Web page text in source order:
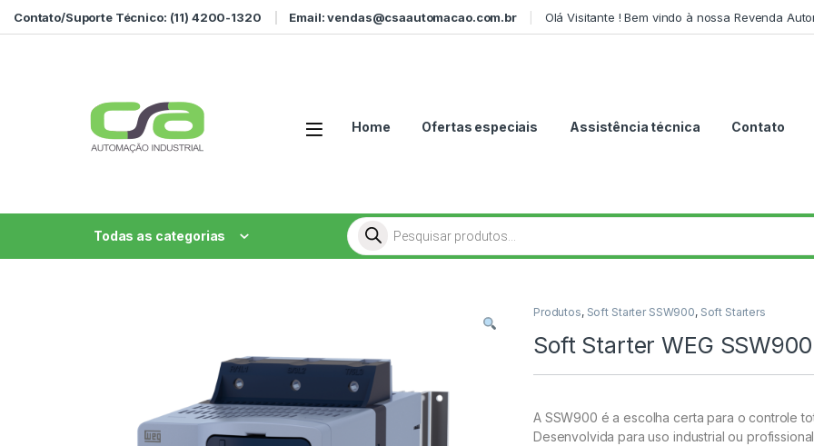
Ir para a navegação
Ir para o conteúdo
Contato/Suporte Técnico: (11) 4200-1320 Email: vendas@csaautomacao.com.br Olá Visitante ! Bem vindo à nossa Revenda
Home Ofertas especiais Assistência técnica Contato
Todas as categorias
Pesquisar produtos
Produtos, Soft Starter SSW900, Soft Starters
Soft Starter WEG
A SSW900 é a escolha certa para o controle
Desenvolvida para uso industrial ou